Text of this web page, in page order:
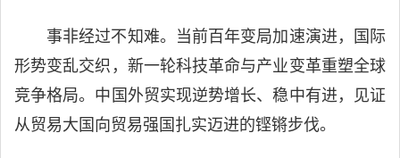
事非经过不知难。当前百年变局加速演进，国际
形势变乱交织，新一轮科技革命与产业变革重塑全球
竞争格局。中国外贸实现逆势增长、稳中有进，见证
从贸易大国向贸易强国扎实迈进的铿锵步伐。